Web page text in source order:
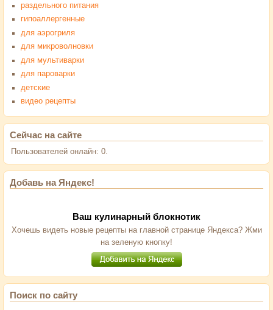
раздельного питания
гипоаллергенные
для аэрогриля
для микроволновки
для мультиварки
для пароварки
детские
видео рецепты
Сейчас на сайте
Пользователей онлайн: 0.
Добавь на Яндекс!
Ваш кулинарный блокнотик
Хочешь видеть новые рецепты на главной странице Яндекса? Жми
на зеленую кнопку!
Поиск по сайту